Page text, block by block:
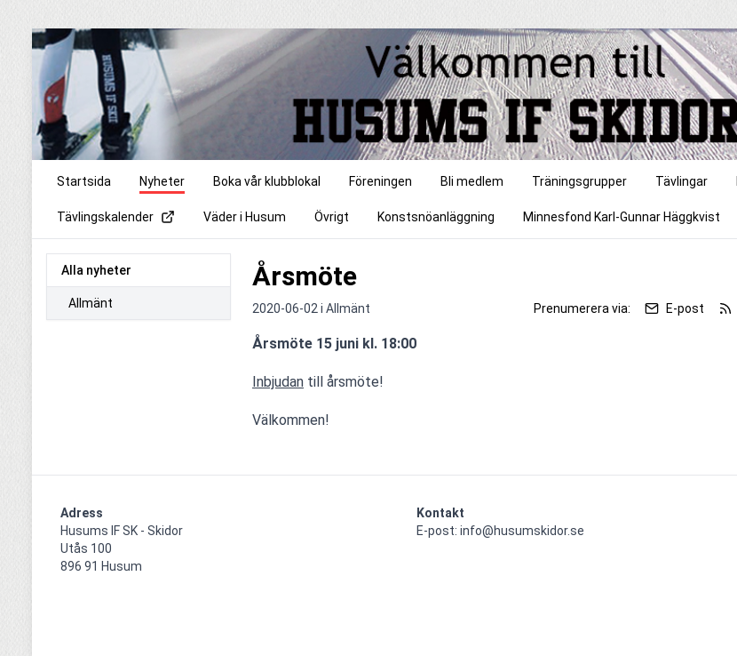
Startsida Nyheter Boka vår klubblokal Föreningen Bli medlem Träningsgrupper Tävlingar
Tävlingskalender Väder i Husum Övrigt Konstsnöanläggning Minnesfond Karl-Gunnar Häggkvist
Alla nyheter
Allmänt
Årsmöte
2020-06-02 i Allmänt Prenumerera via: E-post
Årsmöte 15 juni kl. 18:00
Inbjudan till årsmöte!
Välkommen!
Adress
Husums IF SK - Skidor
Utås 100
896 91 Husum
Kontakt
E-post: info@husumskidor.se